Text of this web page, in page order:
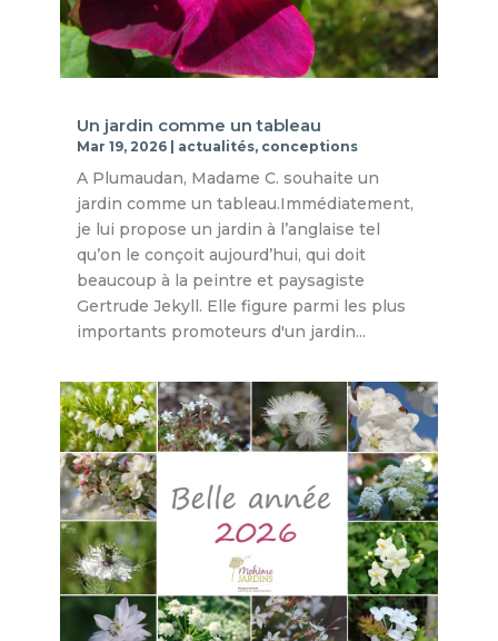
Un jardin comme un tableau
Mar 19, 2026| actualités, conceptions
A Plumaudan, Madame C. souhaite un
jardin comme un tableau.Immédiatement,
je lui propose un jardin à l’anglaise tel
qu’on le conçoit aujourd’hui, qui doit
beaucoup à la peintre et paysagiste
Gertrude Jekyll. Elle figure parmi les plus
importants promoteurs d'un jardin...